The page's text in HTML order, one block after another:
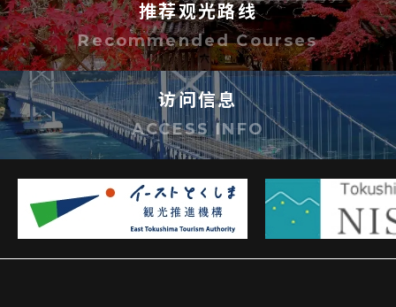
推荐观光路线
Recommended Courses
访问信息
ACCESS INFO